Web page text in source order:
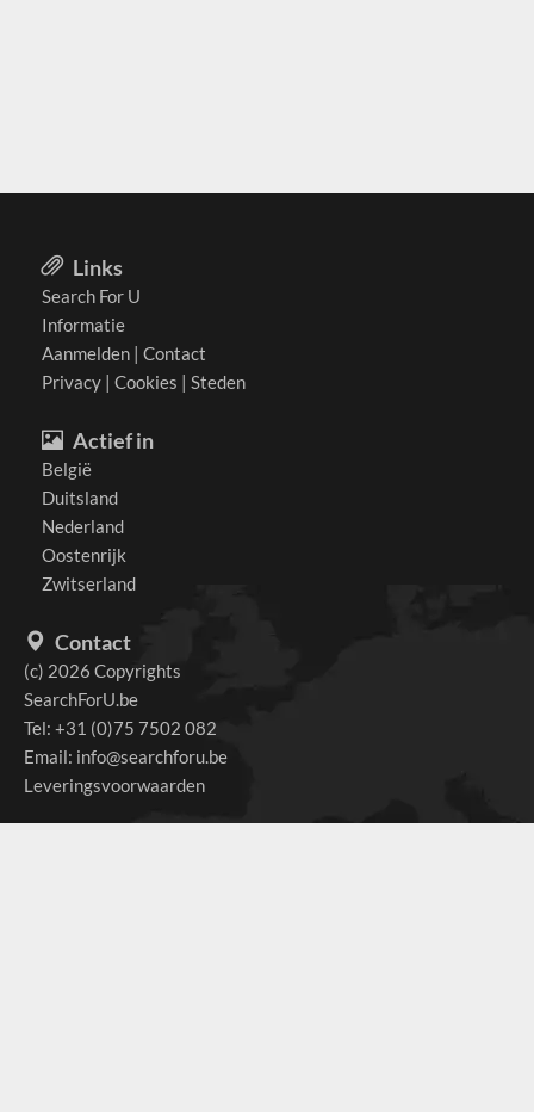
Links
Search For U
Informatie
Aanmelden | Contact
Privacy | Cookies | Steden
Actief in
België
Duitsland
Nederland
Oostenrijk
Zwitserland
Contact
(c) 2026 Copyrights
SearchForU.be
Tel: +31 (0)75 7502 082
Email: info@searchforu.be
Leveringsvoorwaarden